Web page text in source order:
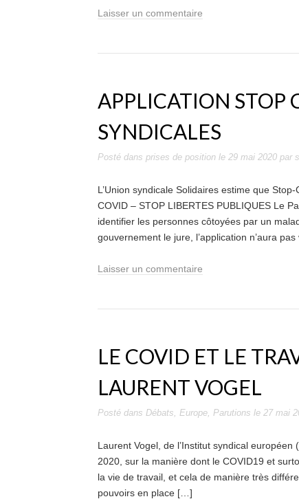
Laisser un commentaire
APPLICATION STOP
SYNDICALES
Posté dans prises de position le 29 mai 2020 par
L’Union syndicale Solidaires estime que
COVID – STOP LIBERTES PUBLIQUES Le
identifier les personnes côtoyées par un
gouvernement le jure, l’application n’aura
Laisser un commentaire
LE COVID ET LE
LAURENT VOGEL
Posté dans Débats, Europe, Parutions le 27 mai
Laurent Vogel, de l’Institut syndical
2020, sur la manière dont le COVID19 et
la vie de travail, et cela de manière très
pouvoirs en place […]